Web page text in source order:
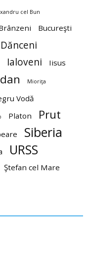
cel Bun
Bucureşti
Dănceni
Ialoveni
Iisus
Mioriţa
Vodă
Platon Prut
Siberia
URSS
Ştefan cel Mare